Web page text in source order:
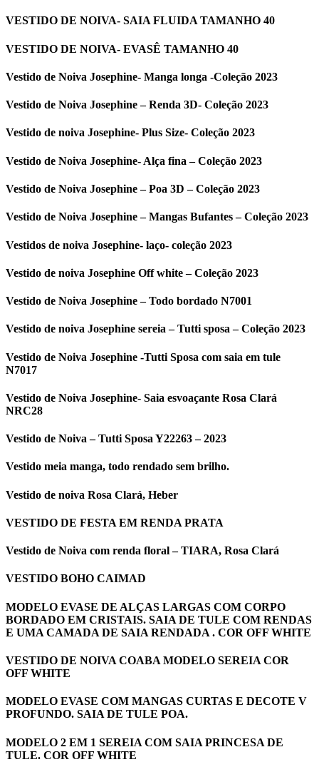
VESTIDO DE NOIVA- SAIA FLUIDA TAMANHO 40
VESTIDO DE NOIVA- EVASÊ TAMANHO 40
Vestido de Noiva Josephine- Manga longa -Coleção 2023
Vestido de Noiva Josephine – Renda 3D- Coleção 2023
Vestido de noiva Josephine- Plus Size- Coleção 2023
Vestido de Noiva Josephine- Alça fina – Coleção 2023
Vestido de Noiva Josephine – Poa 3D – Coleção 2023
Vestido de Noiva Josephine – Mangas Bufantes – Coleção 2023
Vestidos de noiva Josephine- laço- coleção 2023
Vestido de noiva Josephine Off white – Coleção 2023
Vestido de Noiva Josephine – Todo bordado N7001
Vestido de noiva Josephine sereia – Tutti sposa – Coleção 2023
Vestido de Noiva Josephine -Tutti Sposa com saia em tule
N7017
Vestido de Noiva Josephine- Saia esvoaçante Rosa Clará
NRC28
Vestido de Noiva – Tutti Sposa Y22263 – 2023
Vestido meia manga, todo rendado sem brilho.
Vestido de noiva Rosa Clará, Heber
VESTIDO DE FESTA EM RENDA PRATA
Vestido de Noiva com renda floral – TIARA, Rosa Clará
VESTIDO BOHO CAIMAD
MODELO EVASE DE ALÇAS LARGAS COM CORPO
BORDADO EM CRISTAIS. SAIA DE TULE COM RENDAS
E UMA CAMADA DE SAIA RENDADA . COR OFF WHITE
VESTIDO DE NOIVA COABA MODELO SEREIA COR
OFF WHITE
MODELO EVASE COM MANGAS CURTAS E DECOTE V
PROFUNDO. SAIA DE TULE POA.
MODELO 2 EM 1 SEREIA COM SAIA PRINCESA DE
TULE. COR OFF WHITE